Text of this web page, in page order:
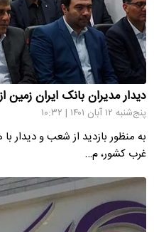
دیدار مدیران بانک ایران
پنج‌شنبه ۱۲ آبان ۱۴۰۱ | ۱۰:۳۲
به منظور بازدید از شعب و
غرب کشور، م…